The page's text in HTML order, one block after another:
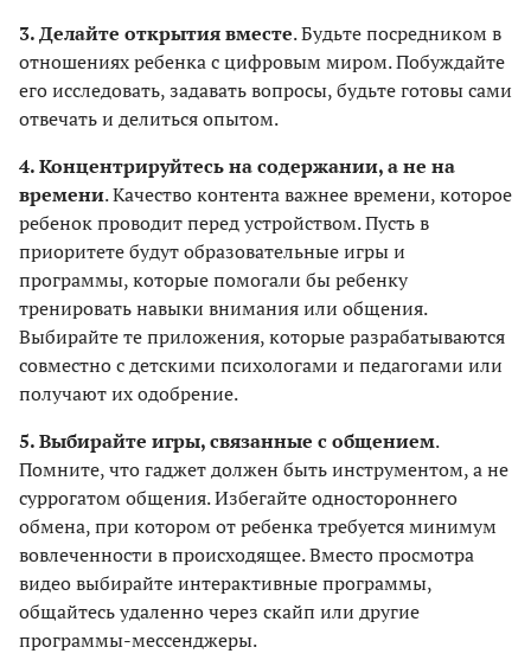
3. Делайте открытия вместе. Будьте посредником в
отношениях ребенка с цифровым миром. Побуждайте
его исследовать, задавать вопросы, будьте готовы сами
отвечать и делиться опытом.
4. Концентрируйтесь на содержании, а не на
времени. Качество контента важнее времени, которое
ребенок проводит перед устройством. Пусть в
приоритете будут образовательные игры и
программы, которые помогали бы ребенку
тренировать навыки внимания или общения.
Выбирайте те приложения, которые разрабатываются
совместно с детскими психологами и педагогами или
получают их одобрение.
5. Выбирайте игры, связанные с общением.
Помните, что гаджет должен быть инструментом, а не
суррогатом общения. Избегайте одностороннего
обмена, при котором от ребенка требуется минимум
вовлеченности в происходящее. Вместо просмотра
видео выбирайте интерактивные программы,
общайтесь удаленно через скайп или другие
программы-мессенджеры.